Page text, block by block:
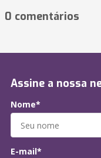
0 comentários
Assine a nossa
Nome*
E-mail*